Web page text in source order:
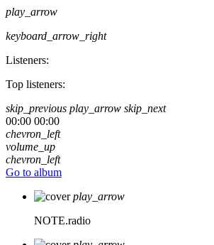
play_arrow
keyboard_arrow_right
Listeners:
Top listeners:
skip_previous play_arrow skip_next
00:00 00:00
chevron_left
volume_up
chevron_left
Go to album
play_arrow
NOTE.radio